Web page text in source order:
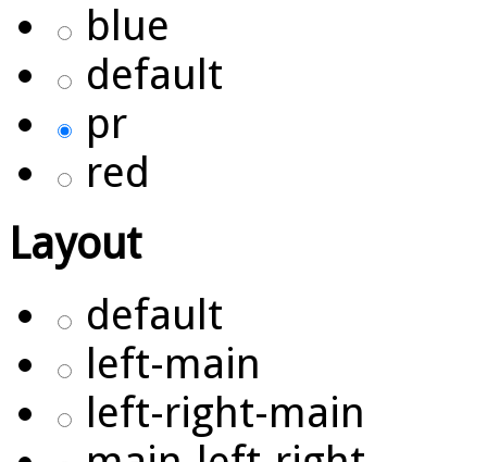
blue
default
pr
red
Layout
default
left-main
left-right-main